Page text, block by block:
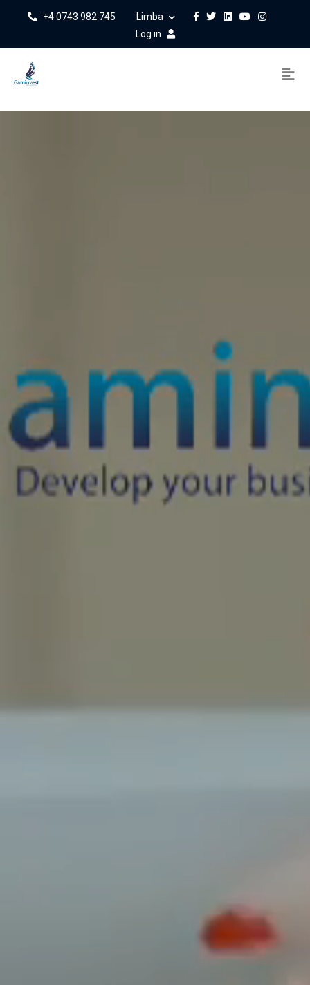
+4 0743 982 745
Limba
Log in